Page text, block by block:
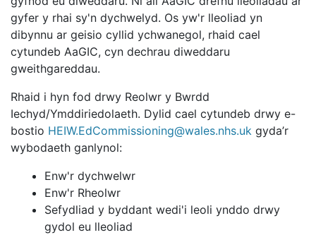
gyfer y rhai sy'n dychwelyd. Os yw'r lleoliad yn
dibynnu ar geisio cyllid ychwanegol, rhaid cael
cytundeb AaGIC, cyn dechrau diweddaru
gweithgareddau.
Rhaid i hyn fod drwy Reolwr y Bwrdd
Iechyd/Ymddiriedolaeth. Dylid cael cytundeb drwy e-
bostio HEIW.EdCommissioning@wales.nhs.uk gyda’r
wybodaeth ganlynol:
Enw'r dychwelwr
Enw'r Rheolwr
Sefydliad y byddant wedi'i leoli ynddo drwy
gydol eu lleoliad